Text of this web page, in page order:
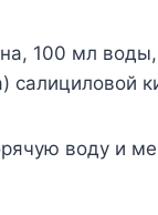
100 мл
салициловой
воду и